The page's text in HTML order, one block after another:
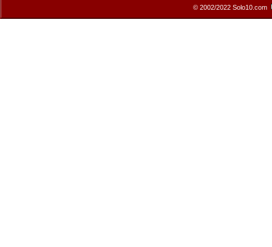
© 2002/2022 Solo10.com